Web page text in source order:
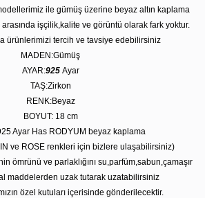
ile gümüş üzerine beyaz altın kaplama
arasında işçilik,kalite ve görüntü olarak fark yoktur.
ürünlerimizi tercih ve tavsiye edebilirsiniz
MADEN:Gümüş
AYAR:925 Ayar
TAŞ:Zirkon
RENK:Beyaz
BOYUT: 18 cm
Ayar Has RODYUM beyaz kaplama
ve ROSE renkleri için bizlere ulaşabilirsiniz)
ömrünü ve parlaklığını su,parfüm,sabun,çamaşır
maddelerden uzak tutarak uzatabilirsiniz
özel kutuları içerisinde gönderilecektir.